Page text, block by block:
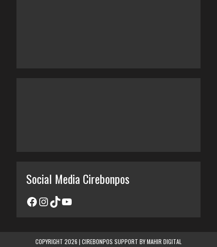
Social Media Cirebonpos
COPYRIGHT 2026 | CIREBONPOS SUPPORT BYMAHIR DIGITAL